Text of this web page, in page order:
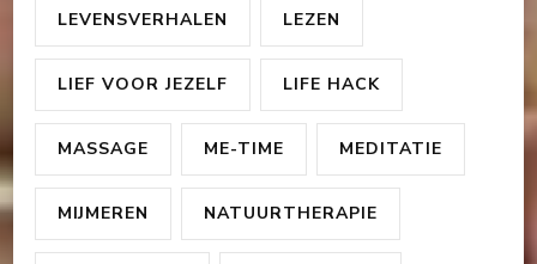
LEVENSVERHALEN LEZEN
LIEF VOOR JEZELF LIFE HACK
MASSAGE ME-TIME MEDITATIE
MIJMEREN NATUURTHERAPIE